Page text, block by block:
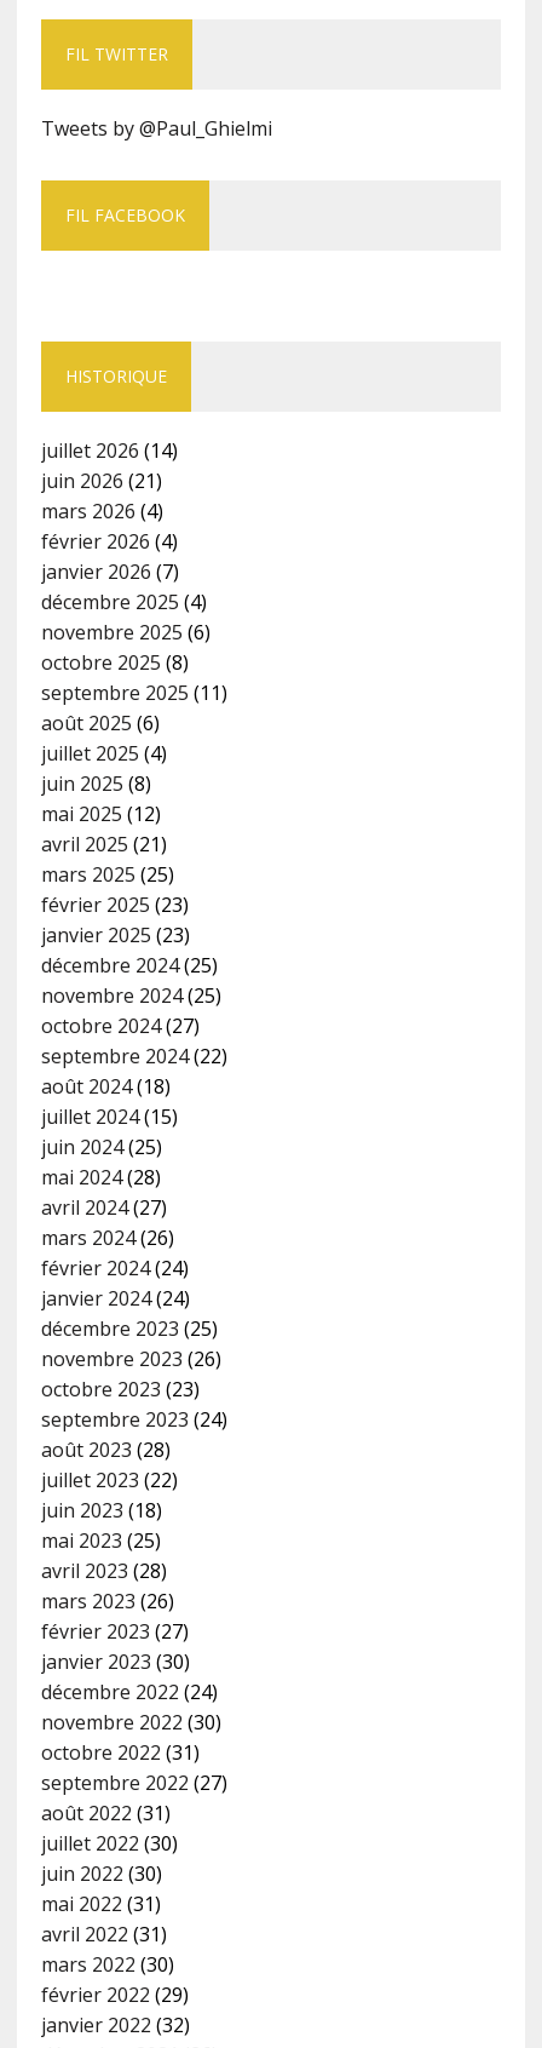
FIL TWITTER
Tweets by @Paul_Ghielmi
FIL FACEBOOK
HISTORIQUE
juillet 2026 (14)
juin 2026 (21)
mars 2026 (4)
février 2026 (4)
janvier 2026 (7)
décembre 2025 (4)
novembre 2025 (6)
octobre 2025 (8)
septembre 2025 (11)
août 2025 (6)
juillet 2025 (4)
juin 2025 (8)
mai 2025 (12)
avril 2025 (21)
mars 2025 (25)
février 2025 (23)
janvier 2025 (23)
décembre 2024(25)
novembre 2024(25)
octobre 2024(27)
septembre 2024(22)
août 2024(18)
juillet 2024(15)
juin 2024(25)
mai 2024(28)
avril 2024(27)
mars 2024(26)
février 2024(24)
janvier 2024(24)
décembre 2023 (25)
novembre 2023 (26)
octobre 2023 (23)
septembre 2023 (24)
août 2023 (28)
juillet 2023 (22)
juin 2023 (18)
mai 2023 (25)
avril 2023 (28)
mars 2023 (26)
février 2023 (27)
janvier 2023 (30)
décembre 2022 (24)
novembre 2022 (30)
octobre 2022 (31)
septembre 2022 (27)
août 2022 (31)
juillet 2022 (30)
juin 2022 (30)
mai 2022 (31)
avril 2022 (31)
mars 2022 (30)
février 2022 (29)
janvier 2022 (32)